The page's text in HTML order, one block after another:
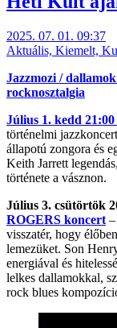
2025. 07. 01. 09:37
Aktuális, Kiemelt,
Jazzmozi /
rocknosztalgia
Július 1. kedd
történelmi
állapotú zongora és
Keith Jarrett
története a vásznon.
Július 3. csütörtök
ROGERS koncert
visszatér, hogy
lemezüket. Son
energiával és
lelkes dallamokkal,
rock blues